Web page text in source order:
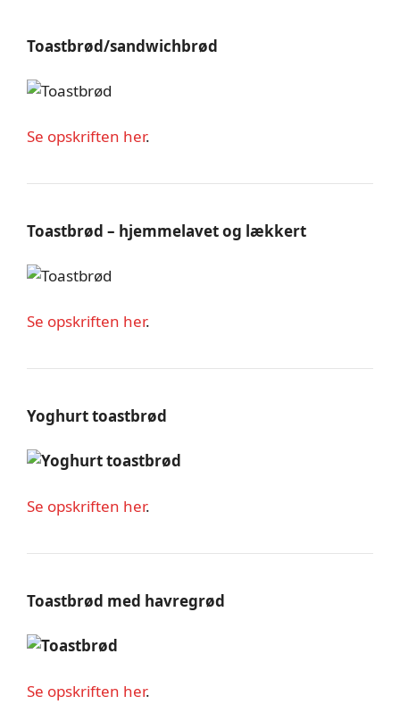
Toastbrød/sandwichbrød
Se opskriften her.
Toastbrød – hjemmelavet og lækkert
Se opskriften her.
Yoghurt toastbrød
Se opskriften her.
Toastbrød med havregrød
Se opskriften her.